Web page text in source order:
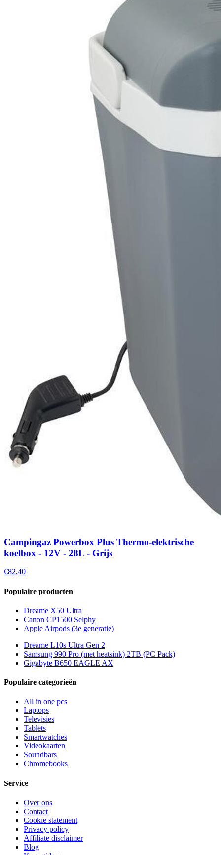
Campingaz Powerbox Plus Thermo-elektrische
koelbox - 12V - 28L - Grijs
€82,40
Populaire producten
Dreame X50 Ultra
Canon CP1500 Selphy
Apple Airpods (3e generatie)
Dreame L10s Ultra Gen 2
Samsung 990 Pro (met heatsink) 2TB (PC Pack)
Gigabyte B650 EAGLE AX
Populaire categorieën
All in one pcs
Laptops
Televisies
Tablets
Smartwatches
Videokaarten
Soundbars
Chromebooks
Service
Over ons
Contact
Cookie statement
Privacy policy
Affiliate disclaimer
Blog